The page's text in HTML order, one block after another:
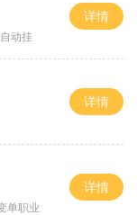
动挂
详情
详情
单职业
详情